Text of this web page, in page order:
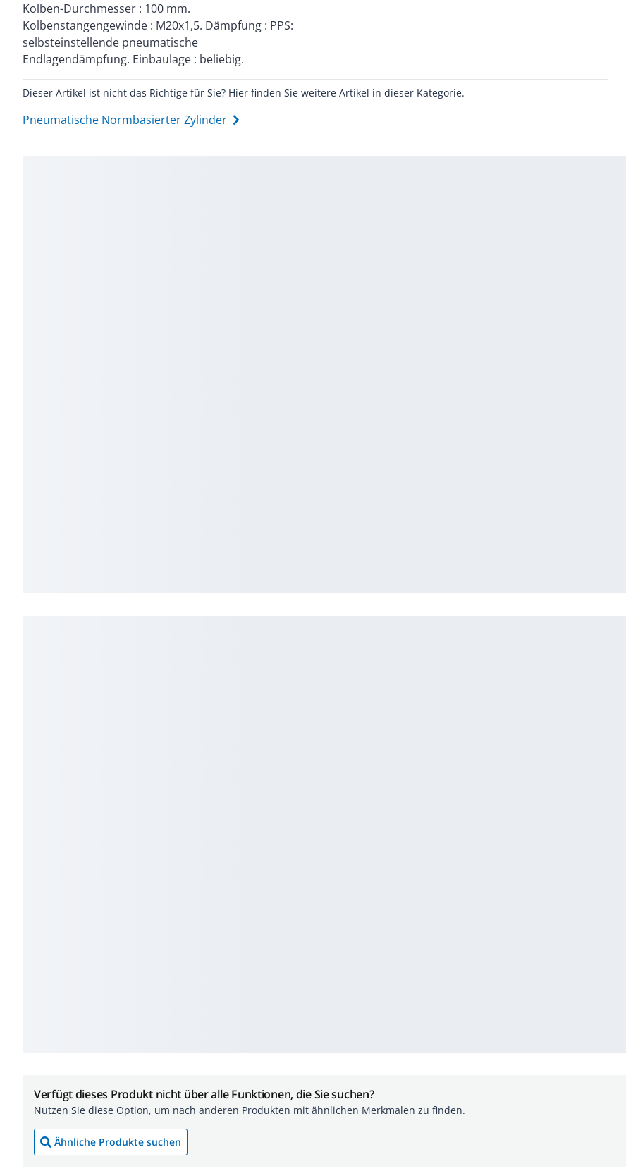
Kolben-Durchmesser : 100 mm.
Kolbenstangengewinde : M20x1,5. Dämpfung : PPS:
selbsteinstellende pneumatische
Endlagendämpfung. Einbaulage : beliebig.
Dieser Artikel ist nicht das Richtige für Sie? Hier finden Sie weitere Artikel in dieser Kategorie.
Pneumatische Normbasierter Zylinder
Verfügt dieses Produkt nicht über alle Funktionen, die Sie suchen?
Nutzen Sie diese Option, um nach anderen Produkten mit ähnlichen Merkmalen zu finden.
Ähnliche Produkte suchen